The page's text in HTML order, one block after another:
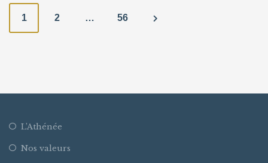
N
a
i
g
a
1 2 … 56
L’Athénée
Nos valeurs